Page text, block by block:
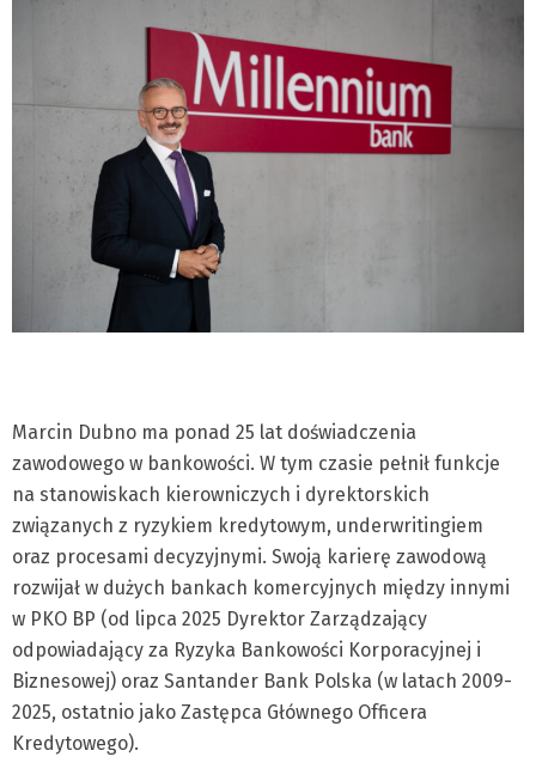
Marcin Dubno ma ponad 25 lat doświadczenia
zawodowego w bankowości. W tym czasie pełnił funkcje
na stanowiskach kierowniczych i dyrektorskich
związanych z ryzykiem kredytowym, underwritingiem
oraz procesami decyzyjnymi. Swoją karierę zawodową
rozwijał w dużych bankach komercyjnych między innymi
w PKO BP (od lipca 2025 Dyrektor Zarządzający
odpowiadający za Ryzyka Bankowości Korporacyjnej i
Biznesowej) oraz Santander Bank Polska (w latach 2009-
2025, ostatnio jako Zastępca Głównego Officera
Kredytowego).